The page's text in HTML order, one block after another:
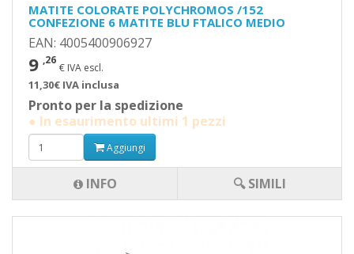
MATITE COLORATE POLYCHROMOS /152
CONFEZIONE 6 MATITE BLU FTALICO MEDIO
EAN: 4005400906927
9 ,26
€ IVA escl.
11,30€ IVA inclusa
Pronto per la spedizione
● In esaurimento ultimi 1 pezzi
Aggiungi
INFO 🔍 SIMILI